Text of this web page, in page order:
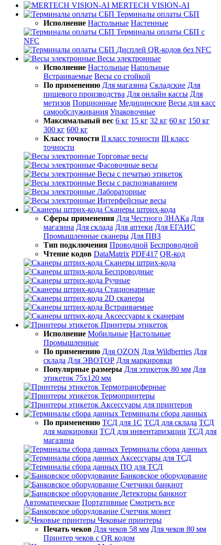
MERTECH VISION-AI
Терминалы оплаты СБП
Исполнение Настольные Настенные
Терминалы оплаты СБП с
NFC
Дисплей QR-кодов без NFC
Весы электронные
Исполнение Настольные Напольные
Встраиваемые Весы со стойкой
По применению Для магазина Складские Для
пищевого производства Для онлайн кассы Для
метизов Порционные Медицинские Весы для касс
самообслуживания Упаковочные
Максимальный вес 6 кг 15 кг 32 кг 60 кг 150 кг
300 кг 600 кг
Класс точности II класс точности III класс
точности
Торговые весы
Фасовочные весы
Весы с печатью этикеток
Весы с распознаванием
Лабораторные
Интерфейсные весы
Сканеры штрих-кода
Сферы применения Для Честного ЗНАКа Для
магазина Для склада Для аптеки Для ЕГАИС
Промышленные сканеры Для ПВЗ
Тип подключения Проводной Беспроводной
Чтение кодов DataMatrix PDF417 QR-код
Сканеры штрих-кода
Беспроводные
Ручные
Стационарные
2D сканеры
Встраиваемые
Аксессуары к сканерам
Принтеры этикеток
Исполнение Мобильные Настольные
Промышленные
По применению Для OZON Для Wildberries Для
склада Для ЭВОТОР Для маркировки
Популярные размеры Для этикеток 80 мм Для
этикеток 75х120 мм
Термотрансферные
Термопринтеры
Аксессуары для принтеров
Терминалы сбора данных
По применению ТСД для 1С ТСД для склада ТСД
для маркировки ТСД для инвентаризации ТСД для
магазина
Терминалы сбора данных
Аксессуары для ТСД
ПО для ТСД
Банковское оборудование
Счетчики банкнот
Детекторы банкнот
Автоматические Портативные Смотреть все
Счетчик монет
Чековые принтеры
Печать чеков Для чеков 58 мм Для чеков 80 мм
Принтер чеков с QR кодом